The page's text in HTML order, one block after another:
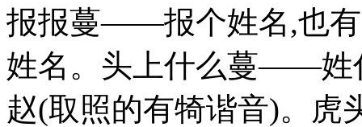
报报蔓——报个姓名,也
姓名。头上什么蔓——
赵(取照的有犄谐音)。